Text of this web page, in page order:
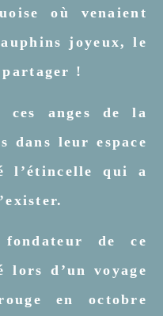
où venaient
joyeux, le
!
ces anges de la
dans leur espace
l’étincelle qui a
de ce
lors d’un voyage
en octobre